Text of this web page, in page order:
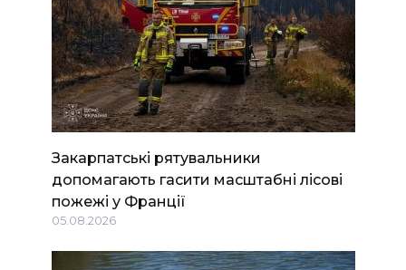
Закарпатські рятувальники
допомагають гасити масштабні лісові
пожежі у Франції
05.08.2026